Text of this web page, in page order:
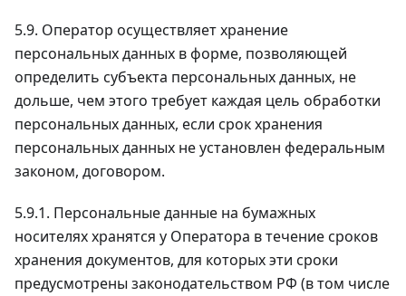
5.9. Оператор осуществляет хранение
персональных данных в форме, позволяющей
определить субъекта персональных данных, не
дольше, чем этого требует каждая цель обработки
персональных данных, если срок хранения
персональных данных не установлен федеральным
законом, договором.
5.9.1. Персональные данные на бумажных
носителях хранятся у Оператора в течение сроков
хранения документов, для которых эти сроки
предусмотрены законодательством РФ (в том числе